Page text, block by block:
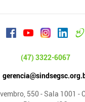
(47) 3322-6067
550 - Sala 1001 -